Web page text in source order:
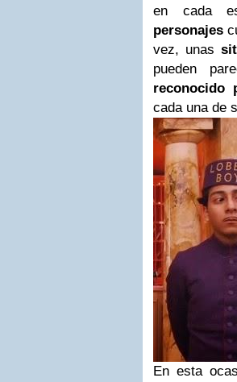
en cada
personajes
vez, unas
pueden
reconocido
cada una de
En esta